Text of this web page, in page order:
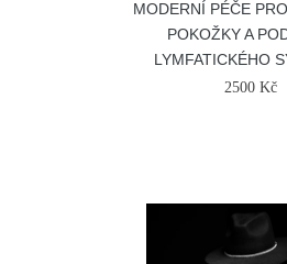
MODERNÍ PÉČE
POKOŽKY A
LYMFATICKÉHO
2500 Kč